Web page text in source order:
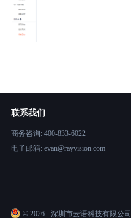
联系我们
商务咨询: 400-833-6022
电子邮箱: evan@rayvision.com
© 2026 深圳市云语科技有限公司